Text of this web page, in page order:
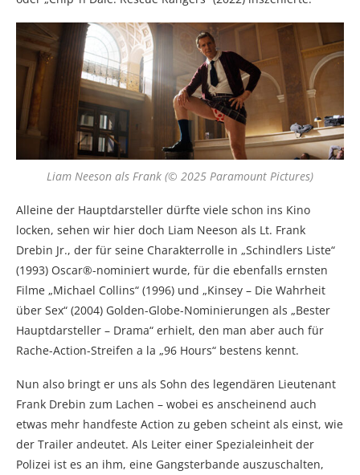
Liam Neeson als Frank (© 2025 Paramount Pictures)
Alleine der Hauptdarsteller dürfte viele schon ins Kino
locken, sehen wir hier doch Liam Neeson als Lt. Frank
Drebin Jr., der für seine Charakterrolle in „Schindlers Liste“
(1993) Oscar®-nominiert wurde, für die ebenfalls ernsten
Filme „Michael Collins“ (1996) und „Kinsey – Die Wahrheit
über Sex“ (2004) Golden-Globe-Nominierungen als „Bester
Hauptdarsteller – Drama“ erhielt, den man aber auch für
Rache-Action-Streifen a la „96 Hours“ bestens kennt.
Nun also bringt er uns als Sohn des legendären Lieutenant
Frank Drebin zum Lachen – wobei es anscheinend auch
etwas mehr handfeste Action zu geben scheint als einst, wie
der Trailer andeutet. Als Leiter einer Spezialeinheit der
Polizei ist es an ihm, eine Gangsterbande auszuschalten,